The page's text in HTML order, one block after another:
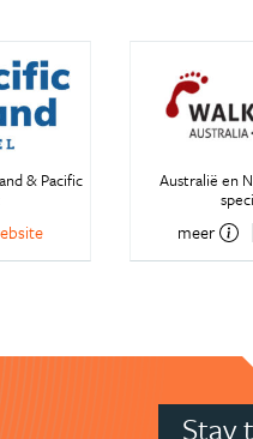
& Pacific
Australië en
meer
Stay